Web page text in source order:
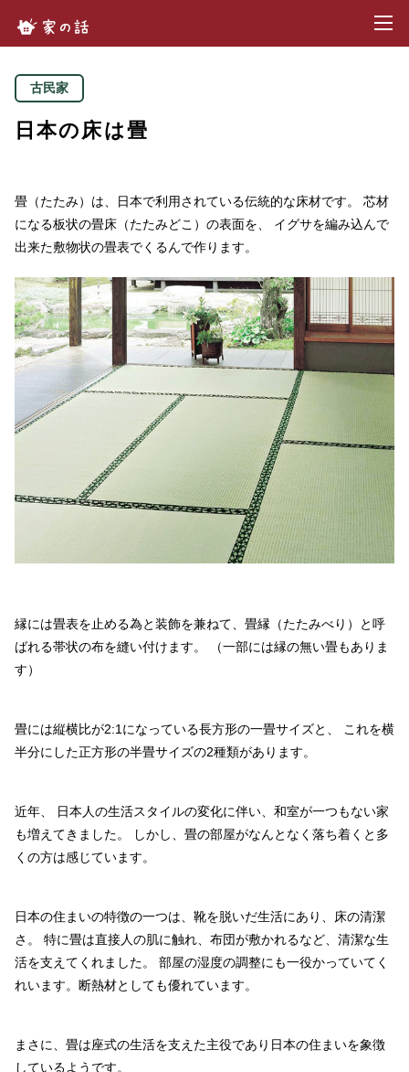
古民家
日本の床は畳
畳（たたみ）は、日本で利用されている伝統的な床材です。 芯材
になる板状の畳床（たたみどこ）の表面を、 イグサを編み込んで
出来た敷物状の畳表でくるんで作ります。
縁には畳表を止める為と装飾を兼ねて、畳縁（たたみべり）と呼
ばれる帯状の布を縫い付けます。
（一部には縁の無い畳もありま
す）
畳には縦横比が2:1になっている長方形の一畳サイズと、
これを横
半分にした正方形の半畳サイズの2種類があります。
近年、
日本人の生活スタイルの変化に伴い、和室が一つもない家
も増えてきました。
しかし、畳の部屋がなんとなく落ち着くと多
くの方は感じています。
日本の住まいの特徴の一つは、靴を脱いだ生活にあり、床の清潔
さ。 特に畳は直接人の肌に触れ、布団が敷かれるなど、清潔な生
活を支えてくれました。 部屋の湿度の調整にも一役かっていてく
れいます。断熱材としても優れています。
まさに、畳は座式の生活を支えた主役であり日本の住まいを象徴
しているようです。